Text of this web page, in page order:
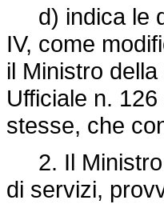
d) indica le
IV, come
il Ministro
Ufficiale n.
stesse, che
2. Il Ministro
di servizi,